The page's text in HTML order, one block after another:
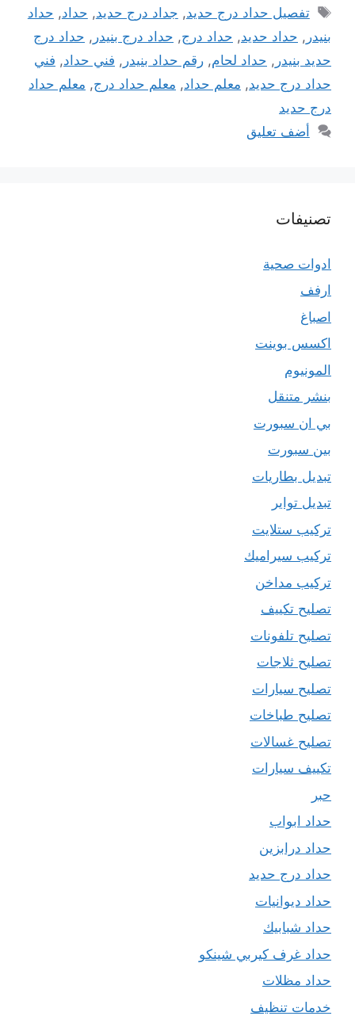
الوسوم
تفصيل حداد درج حديد, جداد درج حديد, حداد, حداد
بنيدر , حداد حديد, حداد درج, حداد درج بنيدر , حداد درج
حديد بنيدر , حداد لحام, رقم حداد بنيدر , فني حداد, فني
حداد درج حديد, معلم حداد, معلم حداد درج, معلم حداد
درج حديد
أضف تعليق
تصنيفات
ادوات صحية
ارفف
اصباغ
اكسس بوينت
المونيوم
بنشر متنقل
بي ان سبورت
بين سبورت
تبديل بطاريات
تبديل تواير
تركيب ستلايت
تركيب سيراميك
تركيب مداخن
تصليح تكييف
تصليح تلفونات
تصليح ثلاجات
تصليح سيارات
تصليح طباخات
تصليح غسالات
تكييف سيارات
حبر
حداد ابواب
حداد درابزين
حداد درج حديد
حداد ديوانيات
حداد شبابيك
حداد غرف كيربي شينكو
حداد مظلات
خدمات تنظيف